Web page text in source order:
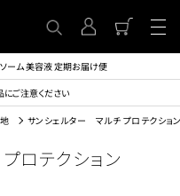
ーム 美容液 定期お届け便
ご注意ください
サンシェルター マルチ プロテクショ
ロテクション